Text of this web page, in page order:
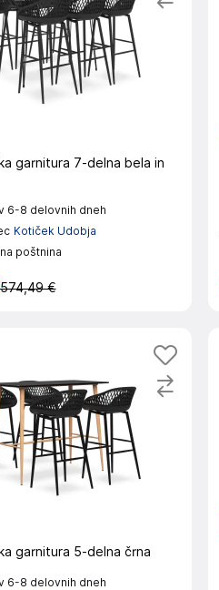
garnitura 7-delna bela in
6-8 delovnih dneh
Kotiček Udobja
poštnina
574,49 €
garnitura 5-delna črna
6-8 delovnih dneh